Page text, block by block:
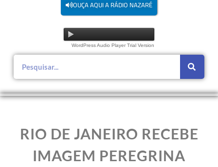
OUÇA AQUI A RÁDIO NAZARÉ
WordPress Audio Player Trial Version
RIO DE JANEIRO RECEBE
IMAGEM PEREGRINA